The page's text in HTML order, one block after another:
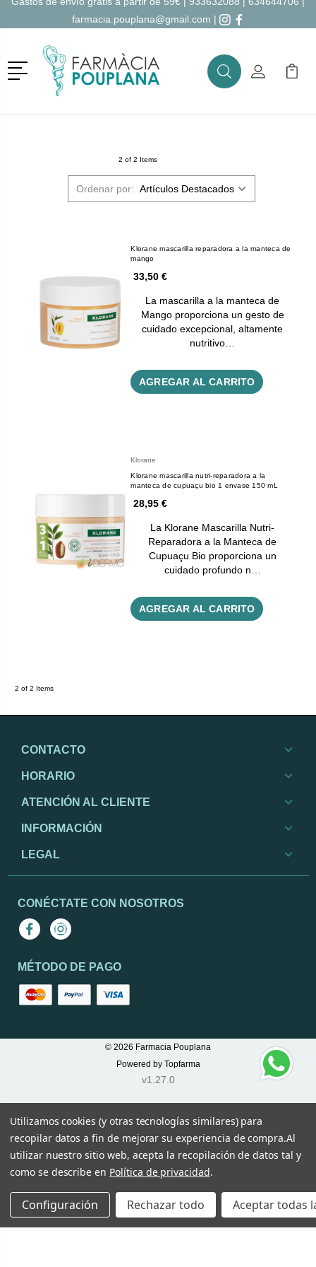
farmacia.pouplana@gmail.com |
Menú
BuscarMi Cuenta
Mi
2 of 2 Items
Ordenar por:
Klorane mascarilla reparadora a la manteca de
mango
33,50 €
La mascarilla a la manteca de
Mango proporciona un gesto de
cuidado excepcional, altamente
nutritivo…
AGREGAR AL CARRITO
Klorane
Klorane mascarilla nutri-reparadora a la
manteca de cupuaçu bio 1 envase 150 mL
28,95 €
La Klorane Mascarilla Nutri-
Reparadora a la Manteca de
Cupuaçu Bio proporciona un
cuidado profundo n…
AGREGAR AL CARRITO
2 of 2 Items
CONTACTO
HORARIO
ATENCIÓN AL CLIENTE
INFORMACIÓN
LEGAL
CONÉCTATE CON NOSOTROS
FacebookInstagram
MÉTODO DE PAGO
© 2026 Farmacia Pouplana
Powered by Topfarma
v1.27.0
Utilizamos cookies (y otras tecnologías similares) para
recopilar datos a fin de mejorar su experiencia de compra.Al
utilizar nuestro sitio web, acepta la recopilación de datos tal y
como se describe en Política de privacidad.
Configuración Rechazar todo Aceptar todas